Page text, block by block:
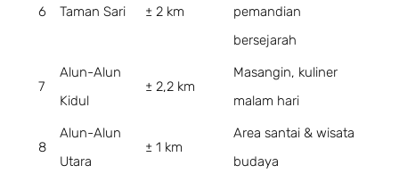
6 Taman Sari ± 2 km
pemandian
bersejarah
7
Alun-Alun
Kidul
± 2,2 km
Masangin, kuliner
malam hari
8
Alun-Alun
Utara
± 1 km
Area santai & wisata
budaya